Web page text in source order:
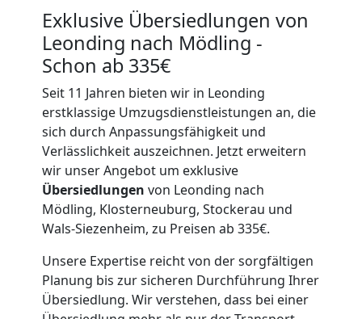
Exklusive Übersiedlungen von
Leonding nach Mödling -
Schon ab 335€
Seit 11 Jahren bieten wir in Leonding
erstklassige Umzugsdienstleistungen an, die
sich durch Anpassungsfähigkeit und
Verlässlichkeit auszeichnen. Jetzt erweitern
wir unser Angebot um exklusive
Übersiedlungen von Leonding nach
Mödling, Klosterneuburg, Stockerau und
Wals-Siezenheim, zu Preisen ab 335€.
Unsere Expertise reicht von der sorgfältigen
Planung bis zur sicheren Durchführung Ihrer
Übersiedlung. Wir verstehen, dass bei einer